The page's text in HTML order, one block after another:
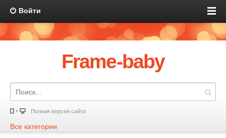
Войти
Frame-baby
Полная версия сайта
Все категории